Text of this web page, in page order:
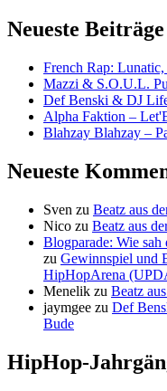
Neueste Beiträge
French Rap:
Mazzi & S.O.U.L.
Def Benski & DJ
Alpha Faktion –
Blahzay Blahzay –
Neueste
Sven zu Beatz aus
Nico zu Beatz aus
Blogparade: Wie sah
zu Gewinnspiel und
HipHopArena
Menelik zu Beatz
jaymgee zu Def
Bude
HipHop-